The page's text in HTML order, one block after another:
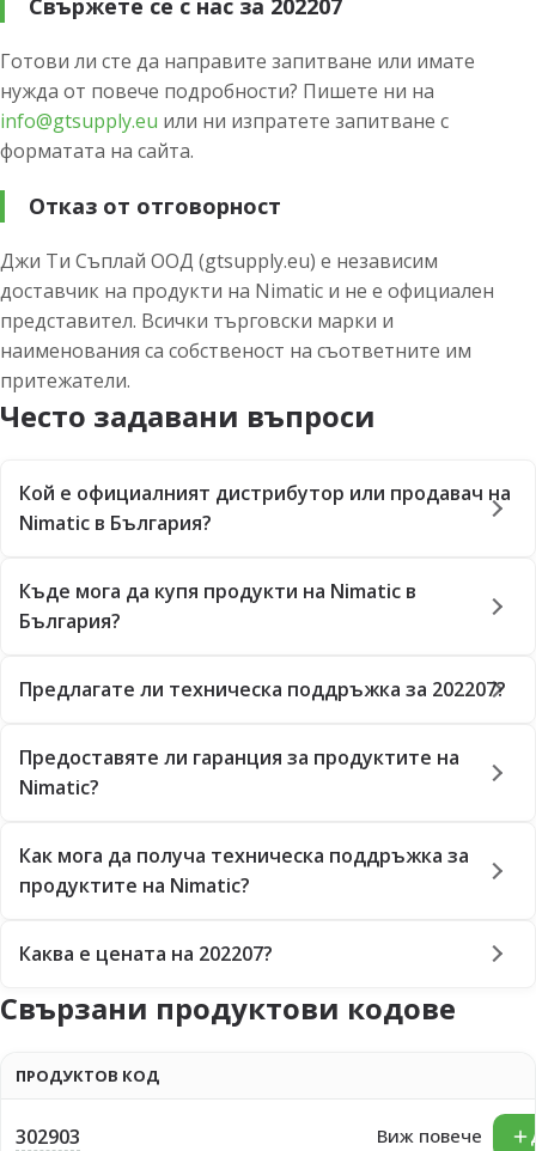
Готови ли сте да направите запитване или имате
нужда от повече подробности? Пишете ни на
info@gtsupply.eu или ни изпратете запитване с
форматата на сайта.
Отказ от отговорност
Джи Ти Съплай ООД (gtsupply.eu) е независим
доставчик на продукти на Nimatic и не е официален
представител. Всички търговски марки и
наименования са собственост на съответните им
притежатели.
Често задавани въпроси
Кой е официалният дистрибутор или продавач на
Nimatic в България?
Къде мога да купя продукти на Nimatic в
България?
Предлагате ли техническа поддръжка за 202207?
Предоставяте ли гаранция за продуктите на
Nimatic?
Как мога да получа техническа поддръжка за
продуктите на Nimatic?
Каква е цената на 202207?
Свързани продуктови кодове
ПРОДУКТОВ КОД
302903 Виж повече